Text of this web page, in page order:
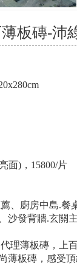
板磚-沛
面)，15800/片
、廚房中島.餐
沙發背牆.玄關
理薄板磚，上
薄板磚，感受